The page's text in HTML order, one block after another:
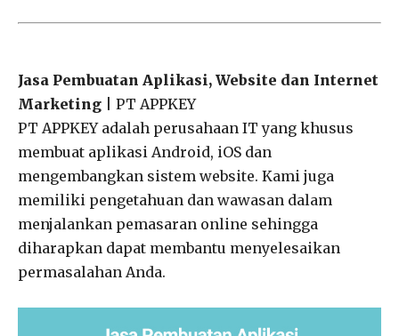
Jasa Pembuatan Aplikasi, Website dan Internet
Marketing | PT APPKEY
PT APPKEY adalah perusahaan IT yang khusus
membuat aplikasi Android, iOS dan
mengembangkan sistem website. Kami juga
memiliki pengetahuan dan wawasan dalam
menjalankan pemasaran online sehingga
diharapkan dapat membantu menyelesaikan
permasalahan Anda.